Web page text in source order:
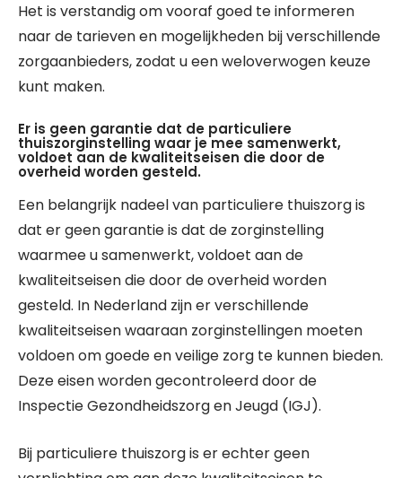
Het is verstandig om vooraf goed te informeren
naar de tarieven en mogelijkheden bij verschillende
zorgaanbieders, zodat u een weloverwogen keuze
kunt maken.
Er is geen garantie dat de particuliere
thuiszorginstelling waar je mee samenwerkt,
voldoet aan de kwaliteitseisen die door de
overheid worden gesteld.
Een belangrijk nadeel van particuliere thuiszorg is
dat er geen garantie is dat de zorginstelling
waarmee u samenwerkt, voldoet aan de
kwaliteitseisen die door de overheid worden
gesteld. In Nederland zijn er verschillende
kwaliteitseisen waaraan zorginstellingen moeten
voldoen om goede en veilige zorg te kunnen bieden.
Deze eisen worden gecontroleerd door de
Inspectie Gezondheidszorg en Jeugd (IGJ).
Bij particuliere thuiszorg is er echter geen